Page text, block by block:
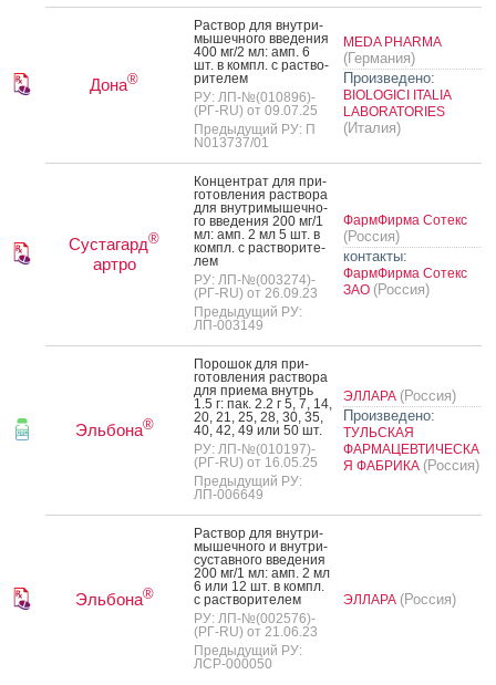
Дона®
Рас­твор для внут­ри­
мышеч­но­го вве­дения
400 мг/2 мл: амп. 6
шт. в компл. с рас­тво­
рите­лем
РУ: ЛП-№(010896)-
(РГ-RU) от 09.07.25
Предыдущий РУ: П
N013737/01
MEDA PHARMA
(Германия)
Произведено:
BIOLOGICI ITALIA
LABORATORIES
(Италия)
Сустагард®
артро
Кон­цен­трат для при­
готов­ле­ния рас­тво­ра
для внут­ри­мышеч­но­
го вве­дения 200 мг/1
мл: амп. 2 мл 5 шт. в
компл. с рас­тво­рите­
лем
РУ: ЛП-№(003274)-
(РГ-RU) от 26.09.23
Предыдущий РУ:
ЛП-003149
ФармФирма Сотекс
(Россия)
контакты:
ФармФирма Сотекс
ЗАО (Россия)
Эльбона®
По­рошок для при­
готов­ле­ния рас­тво­ра
для при­ема внутрь
1.5 г: пак. 2.2 г 5, 7, 14,
20, 21, 25, 28, 30, 35,
40, 42, 49 или 50 шт.
РУ: ЛП-№(010197)-
(РГ-RU) от 16.05.25
Предыдущий РУ:
ЛП-006649
ЭЛЛАРА (Россия)
Произведено:
ТУЛЬСКАЯ
ФАРМАЦЕВТИЧЕСКА
Я ФАБРИКА (Россия)
Эльбона®
Рас­твор для внут­ри­
мышеч­но­го и внут­ри­
сус­тавно­го вве­дения
200 мг/1 мл: амп. 2 мл
6 или 12 шт. в компл.
с рас­тво­рите­лем
РУ: ЛП-№(002576)-
(РГ-RU) от 21.06.23
Предыдущий РУ:
ЛСР-000050
ЭЛЛАРА (Россия)